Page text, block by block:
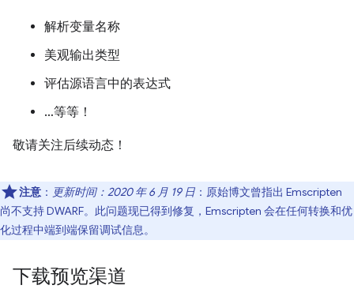
解析变量名称
美观输出类型
评估源语言中的表达式
…等等！
敬请关注后续动态！
注意 ： 更新时间：2020 年 6 月 19 日 ：原始博文曾指出 Emscripten
尚不支持 DWARF。此问题现已得到修复，Emscripten 会在任何转换和优
化过程中端到端保留调试信息。
下载预览渠道